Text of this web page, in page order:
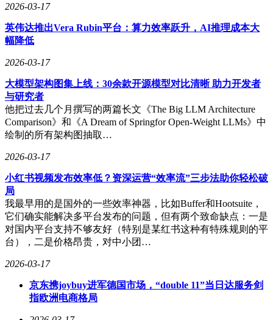
2026-03-17
英伟达推出Vera Rubin平台：算力效率跃升，AI推理成本大
幅降低
2026-03-17
大模型架构图集上线：30余款开源模型对比清晰 助力开发者
与研究者
他把过去几个月撰写的两篇长文《The Big LLM Architecture
Comparison》和《A Dream of Springfor Open-Weight LLMs》中
绘制的所有架构图抽取…
2026-03-17
小红书视频发布效率低？资深运营“效率流”三步法助你轻松破
局
我最早用的是国外的一些效率神器，比如Buffer和Hootsuite，
它们确实能解决多平台发布的问题，但有两个致命缺点：一是
对国内平台支持不够友好（特别是某红书这种有特殊规则的平
台），二是价格昂贵，对中小团…
2026-03-17
京东携joybuy进军德国市场，“double 11”当日达服务剑
指欧洲电商格局